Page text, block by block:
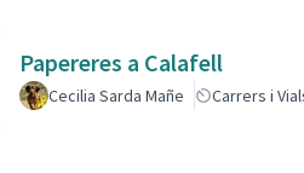
Papereres a Calafell
Cecilia Sarda Mañe Carrers i